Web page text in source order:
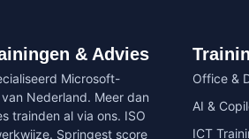
& Advies
Microsoft-
Nederland. Meer dan
trainden al via ons. ISO
Springest score
Office &
AI &
ICT